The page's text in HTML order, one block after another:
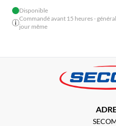
Disponible
Commandé avant 15 heures -
jour même